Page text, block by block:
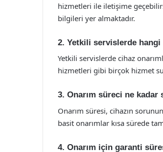
hizmetleri ile iletişime
bilgileri yer almaktadır.
2. Yetkili servislerde
Yetkili servislerde cihaz
hizmetleri gibi birçok hizmet
3. Onarım süreci ne kadar
Onarım süresi, cihazın
basit onarımlar kısa sürede
4. Onarım için garanti